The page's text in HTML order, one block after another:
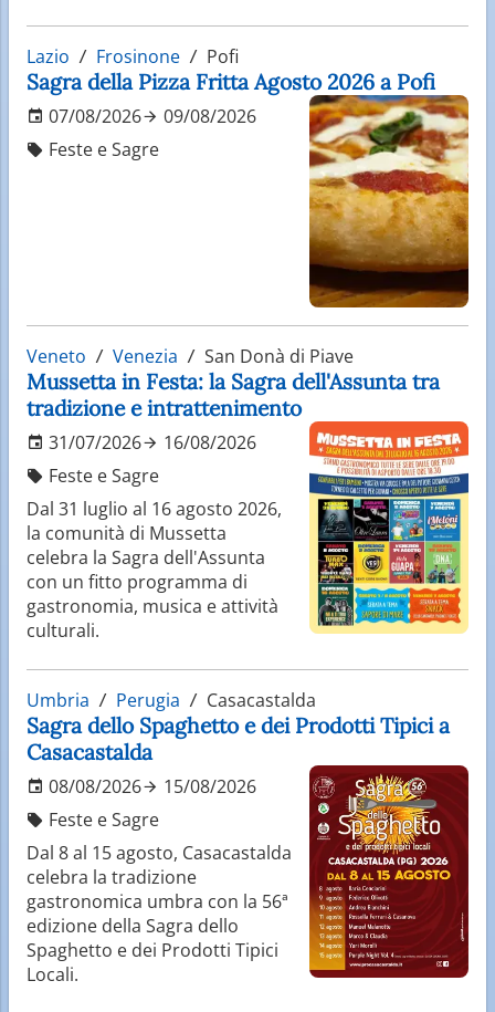
Lazio Frosinone Pofi
Sagra della Pizza Fritta Agosto 2026 a Pofi
07/08/2026
09/08/2026
Feste e Sagre
Veneto Venezia San Donà di Piave
Mussetta in Festa: la Sagra dell'Assunta tra
tradizione e intrattenimento
31/07/2026
16/08/2026
Feste e Sagre
Dal 31 luglio al 16 agosto 2026,
la comunità di Mussetta
celebra la Sagra dell'Assunta
con un fitto programma di
gastronomia, musica e attività
culturali.
Umbria Perugia Casacastalda
Sagra dello Spaghetto e dei Prodotti Tipici a
Casacastalda
08/08/2026
15/08/2026
Feste e Sagre
Dal 8 al 15 agosto, Casacastalda
celebra la tradizione
gastronomica umbra con la 56ª
edizione della Sagra dello
Spaghetto e dei Prodotti Tipici
Locali.